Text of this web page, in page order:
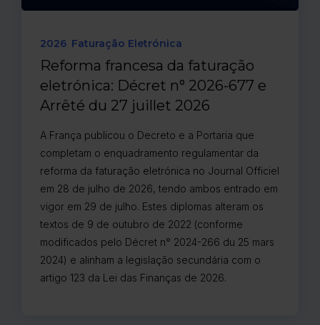
2026 Faturação Eletrónica
Reforma francesa da faturação
eletrónica: Décret n° 2026-677 e
Arrêté du 27 juillet 2026
A França publicou o Decreto e a Portaria que
completam o enquadramento regulamentar da
reforma da faturação eletrónica no Journal Officiel
em 28 de julho de 2026, tendo ambos entrado em
vigor em 29 de julho. Estes diplomas alteram os
textos de 9 de outubro de 2022 (conforme
modificados pelo Décret n° 2024-266 du 25 mars
2024) e alinham a legislação secundária com o
artigo 123 da Lei das Finanças de 2026.